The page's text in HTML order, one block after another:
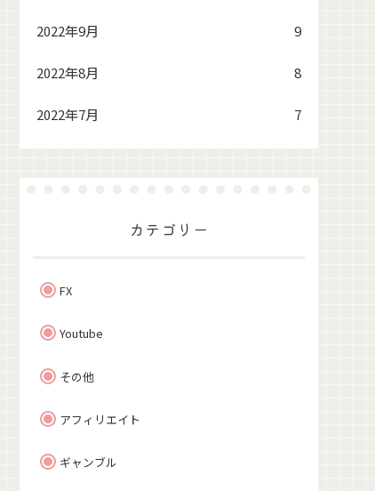
2022年9月 9
2022年8月 8
2022年7月 7
カテゴリー
FX
Youtube
その他
アフィリエイト
ギャンブル